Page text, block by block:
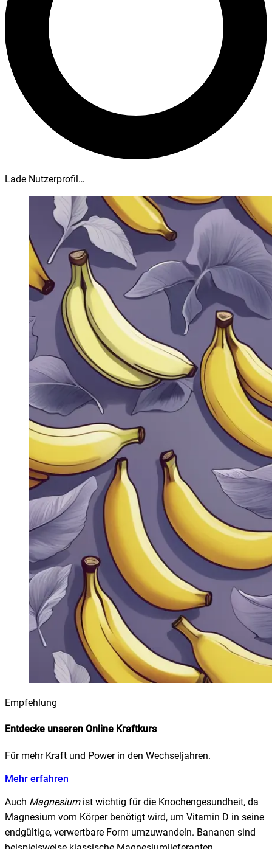
Lade Nutzerprofil…
Empfehlung
Entdecke unseren Online Kraftkurs
Für mehr Kraft und Power in den Wechseljahren.
Mehr erfahren
Auch Magnesiumist wichtig für die Knochengesundheit, da
Magnesium vom Körper benötigt wird, um Vitamin D in seine
endgültige, verwertbare Form umzuwandeln. Bananen sind